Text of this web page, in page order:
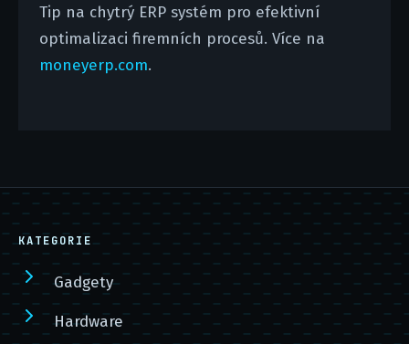
Tip na chytrý ERP systém pro efektivní
optimalizaci firemních procesů. Více na
moneyerp.com.
KATEGORIE
Gadgety
Hardware